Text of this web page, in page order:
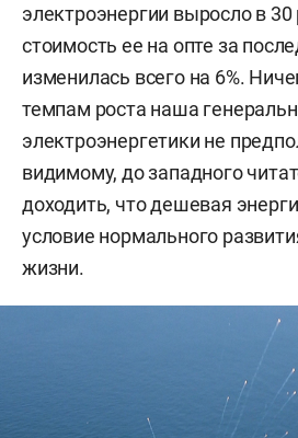
электроэнергии выросло в
стоимость ее на опте за
изменилась всего на 6%.
темпам роста наша
электроэнергетики не
видимому, до западного
доходить, что дешевая
условие нормального
жизни.